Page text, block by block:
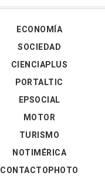
ECONOMÍA
SOCIEDAD
CIENCIAPLUS
PORTALTIC
EPSOCIAL
MOTOR
TURISMO
NOTIMÉRICA
CONTACTOPHOTO